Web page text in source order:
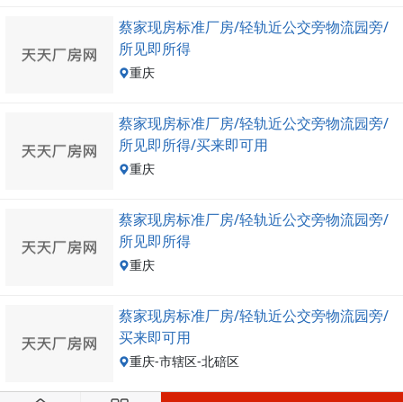
蔡家现房标准厂房/轻轨近公交旁物流园旁/
所见即所得
重庆
蔡家现房标准厂房/轻轨近公交旁物流园旁/
所见即所得/买来即可用
重庆
蔡家现房标准厂房/轻轨近公交旁物流园旁/
所见即所得
重庆
蔡家现房标准厂房/轻轨近公交旁物流园旁/
买来即可用
重庆-市辖区-北碚区